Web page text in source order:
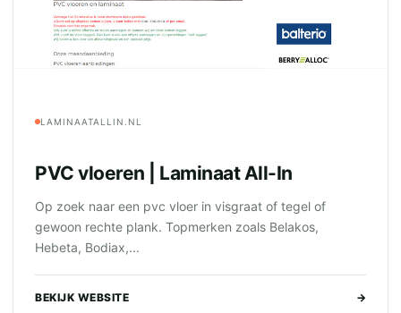
LAMINAATALLIN.NL
PVC vloeren | Laminaat All-In
Op zoek naar een pvc vloer in visgraat of tegel of
gewoon rechte plank. Topmerken zoals Belakos,
Hebeta, Bodiax,...
BEKIJK WEBSITE →